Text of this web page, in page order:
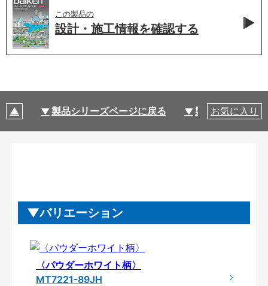
この製品の
設計・施工情報を確認する
製品シリーズページに戻る 製品仕様
お気に入り
バリエーション
〈パウダーホワイト柄〉
MT7221-89JH